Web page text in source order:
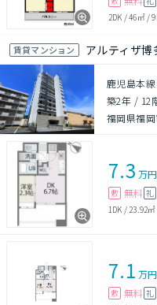
2DK /46㎡/
賃貸マンション アルティザ博
鹿児島本
築2年 / 12
福岡県福岡
7.3 万円
敷 無料 礼
1DK / 23.92㎡
7.1 万円
敷 無料 礼